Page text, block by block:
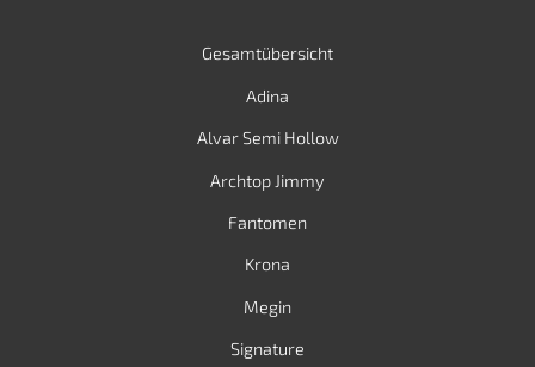
Gesamtübersicht
Adina
Alvar Semi Hollow
Archtop Jimmy
Fantomen
Krona
Megin
Signature